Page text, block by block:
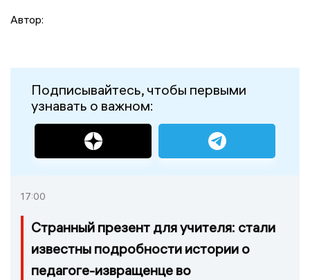
Автор:
Подписывайтесь, чтобы первыми
узнавать о важном:
17:00
Странный презент для учителя: стали
известны подробности истории о
педагоге-извращенце во